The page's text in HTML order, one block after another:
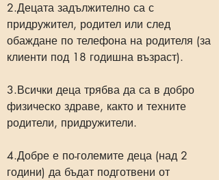
2.Децата задължително са с
придружител, родител или след
обаждане по телефона на родителя (за
клиенти под 18 годишна възраст).
3.Всички деца трябва да са в добро
физическо здраве, както и техните
родители, придружители.
4.Добре е по-големите деца (над 2
години) да бъдат подготвени от